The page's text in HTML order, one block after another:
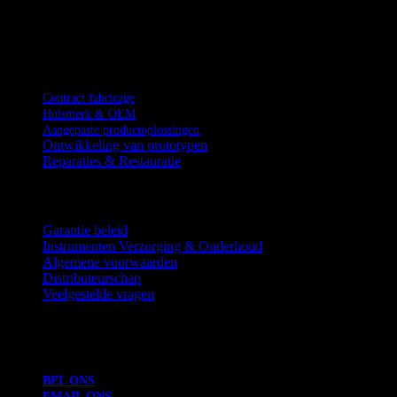
Contract fabricage
Huismerk & OEM
Aangepaste productoplossingen
Ontwikkeling van prototypen
Reparaties & Restauratie
Garantie beleid
Instrumenten Verzorging & Onderhoud
Algemene voorwaarden
Distributeurschap
Veelgestelde vragen
BEL ONS